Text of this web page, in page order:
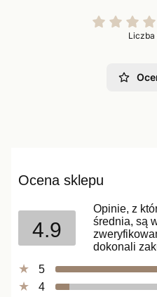
Liczba
Ocena sklepu
4.9
Opinie, z
średnia, są
dokonali
5
4